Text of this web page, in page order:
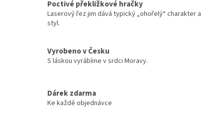
Poctivé překližkové hračky
Laserový řez jim dává typický „ohořelý“ charakter a
styl.
Vyrobeno v Česku
S láskou vyrábíme v srdci Moravy.
Dárek zdarma
Ke každé objednávce